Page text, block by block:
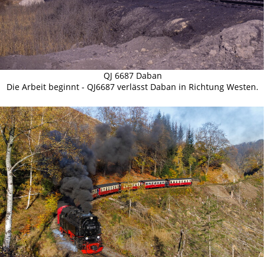
QJ 6687 Daban
Die Arbeit beginnt - QJ6687 verlässt Daban in Richtung Westen.